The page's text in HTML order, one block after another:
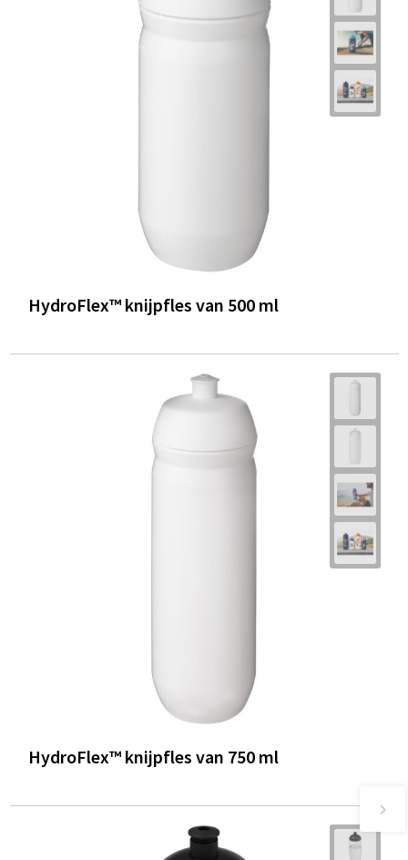
HydroFlex™ knijpfles van 500 ml
HydroFlex™ knijpfles van 750 ml